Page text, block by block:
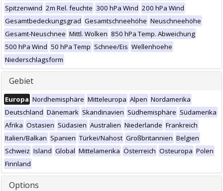
Spitzenwind 2m Rel. feuchte 300 hPa Wind 200 hPa Wind
Gesamtbedeckungsgrad Gesamtschneehöhe Neuschneehöhe
Gesamt-Neuschnee Mittl. Wolken 850 hPa Temp. Abweichung
500 hPa Wind 50 hPa Temp Schnee/Eis Wellenhoehe
Niederschlagsform
Gebiet
Europa Nordhemisphäre Mitteleuropa Alpen Nordamerika
Deutschland Dänemark Skandinavien Südhemisphäre Südamerika
Afrika Ostasien Südasien Australien Niederlande Frankreich
Italien/Balkan Spanien Türkei/Nahost Großbritannien Belgien
Schweiz Island Global Mittelamerika Österreich Osteuropa Polen
Finnland
Options